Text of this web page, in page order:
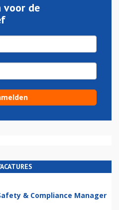
voor de
& Compliance Manager